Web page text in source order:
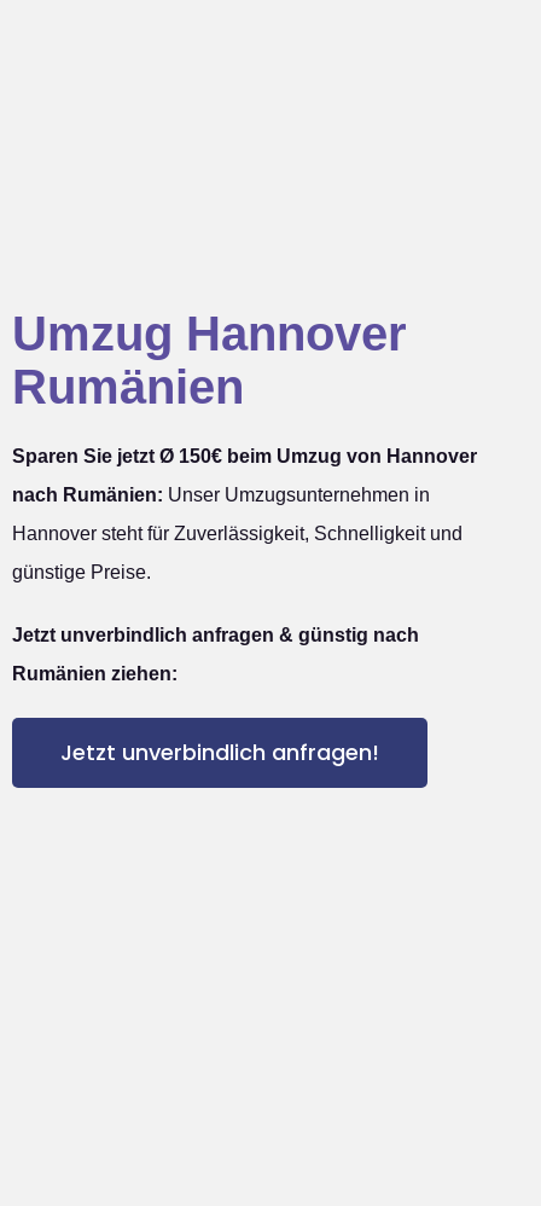
Umzug Hannover
Rumänien
Sparen Sie jetzt Ø 150€ beim Umzug von Hannover
nach Rumänien: Unser Umzugsunternehmen in
Hannover steht für Zuverlässigkeit, Schnelligkeit und
günstige Preise.
Jetzt unverbindlich anfragen & günstig nach
Rumänien ziehen:
Jetzt unverbindlich anfragen!